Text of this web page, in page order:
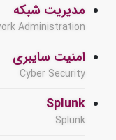
مدیریت شبکه
Administration
امنیت سایبری
Cyber Security
Splunk
Splunk